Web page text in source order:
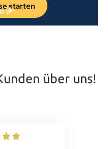
starten
🎉
über uns!